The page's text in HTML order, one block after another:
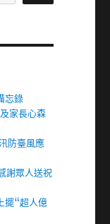
忘錄
家長心森
防臺風應
謝眾人送祝
擺“超人億